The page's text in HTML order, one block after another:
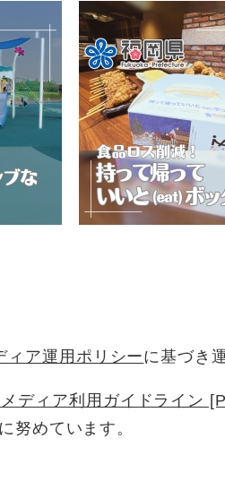
ィア運用ポリシーに基づき
ディア利用ガイドライン
努めています。